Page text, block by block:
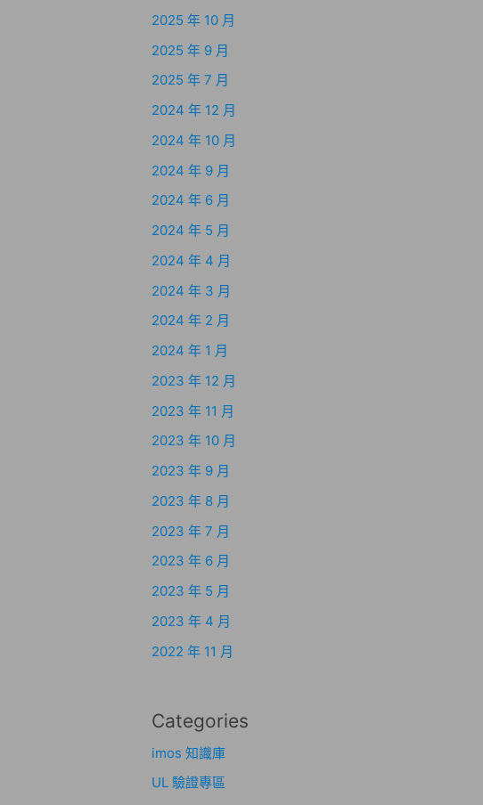
2025 年 10 月
2025 年 9 月
2025 年 7 月
2024 年 12 月
2024 年 10 月
2024 年 9 月
2024 年 6 月
2024 年 5 月
2024 年 4 月
2024 年 3 月
2024 年 2 月
2024 年 1 月
2023 年 12 月
2023 年 11 月
2023 年 10 月
2023 年 9 月
2023 年 8 月
2023 年 7 月
2023 年 6 月
2023 年 5 月
2023 年 4 月
2022 年 11 月
Categories
imos 知識庫
UL 驗證專區